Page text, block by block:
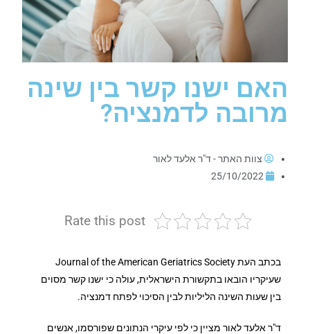
האם ישנו קשר בין שינה
מרובה לדמנציה?
צוות האתר - ד"ר אלעד לאור
25/10/2022
Rate this post
בכתב העת Journal of the American Geriatrics Society
שעיקריו הובאו בתקשורת הישראלית, עולה כי ישנו קשר מסוים
בין שעות השינה הליליות לבין הסיכוי לפתח דמנציה.
ד"ר אלעד לאור מציין כי לפי עיקרי הנתונים שפורסמו, אנשים